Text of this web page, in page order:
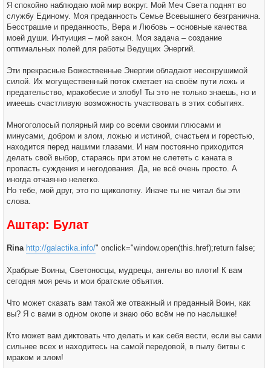
Я спокойно наблюдаю мой мир вокруг. Мой Меч Света поднят во
службу Единому. Моя преданность Семье Всевышнего безгранична.
Бесстрашие и преданность, Вера и Любовь – основные качества
моей души. Интуиция – мой закон. Моя задача – создание
оптимальных полей для работы Ведущих Энергий.
Эти прекрасные Божественные Энергии обладают несокрушимой
силой. Их могущественный поток сметает на своём пути ложь и
предательство, мракобесие и злобу! Ты это не только знаешь, но и
имеешь счастливую возможность участвовать в этих событиях.
Многоголосый полярный мир со всеми своими плюсами и
минусами, добром и злом, ложью и истиной, счастьем и горестью,
находится перед нашими глазами. И нам постоянно приходится
делать свой выбор, стараясь при этом не слететь с каната в
пропасть суждения и негодования. Да, не всё очень просто. А
иногда отчаянно нелегко.
Но тебе, мой друг, это по щиколотку. Иначе ты не читал бы эти
слова.
Аштар: Булат
Rina http://galactika.info/" onclick="window.open(this.href);return false;
Храбрые Воины, Светоносцы, мудрецы, ангелы во плоти! К вам
сегодня моя речь и мои братские объятия.
Что может сказать вам такой же отважный и преданный Воин, как
вы? Я с вами в одном окопе и знаю обо всём не по наслышке!
Кто может вам диктовать что делать и как себя вести, если вы сами
сильнее всех и находитесь на самой передовой, в пылу битвы с
мраком и злом!